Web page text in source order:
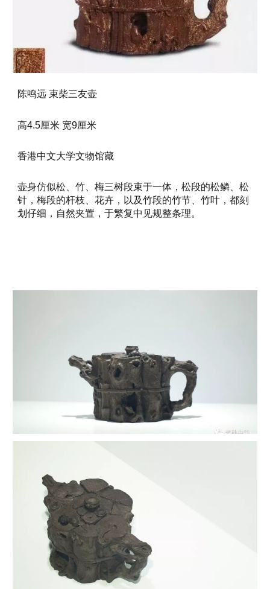
陈鸣远 束柴三友壶
高4.5厘米 宽9厘米
香港中文大学文物馆藏
壶身仿似松、竹、梅三树段束于一体，松段的松鳞、松
针，梅段的杆枝、花卉，以及竹段的竹节、竹叶，都刻
划仔细，自然夹置，于繁复中见规整条理。